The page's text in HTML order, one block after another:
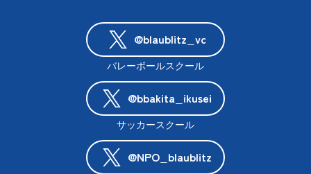
@blaublitz_vc
バレーボールスクール
@bbakita_ikusei
サッカースクール
@NPO_blaublitz